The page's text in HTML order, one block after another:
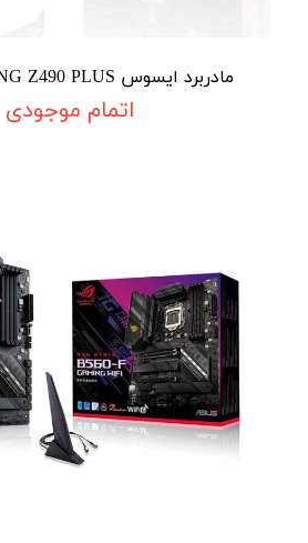
مادربرد ایسوس TUF GAMING Z490 PLUS
اتمام موجودی